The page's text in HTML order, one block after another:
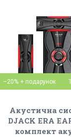
–20%
Акустична
DJACK ERA
комплект